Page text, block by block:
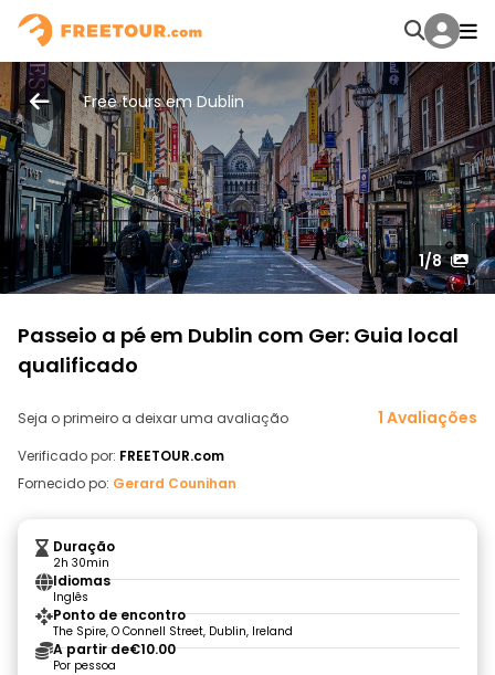
Free tours em Dublin
1/8
Passeio a pé em Dublin com Ger: Guia local
qualificado
Seja o primeiro a deixar uma avaliação 1 Avaliações
Verificado por: FREETOUR.com
Fornecido po: Gerard Counihan
Duração
2h 30min
Idiomas
Inglês
Ponto de encontro
The Spire, O Connell Street, Dublin, Ireland
A partir de€10.00
Por pessoa